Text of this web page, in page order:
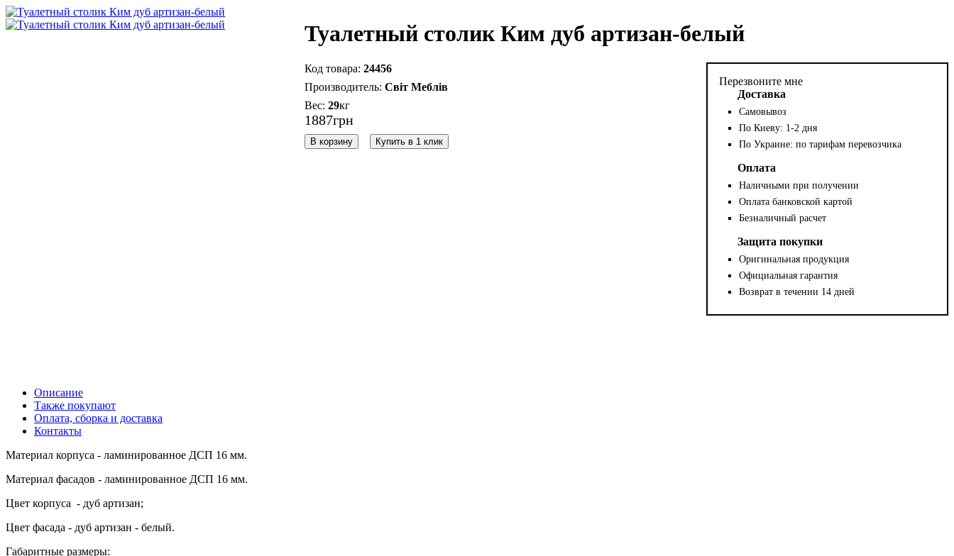
Туалетный столик Ким дуб артизан-белый
24456
Світ Меблів
29кг
1887грн
В корзину Купить в 1 клик
Перезвоните мне
Доставка
Самовывоз
По Киеву: 1-2 дня
По Украине: по тарифам перевозчика
Оплата
Наличными при получении
Оплата банковской картой
Безналичный расчет
Защита покупки
Оригинальная продукция
Официальная гарантия
Возврат в течении 14 дней
Описание
Также покупают
Оплата, сборка и доставка
Контакты
Материал корпуса - ламинированное ДСП 16 мм.
Материал фасадов - ламинированное ДСП 16 мм.
Цвет корпуса - дуб артизан;
Цвет фасада - дуб артизан - белый.
Габаритные размеры: